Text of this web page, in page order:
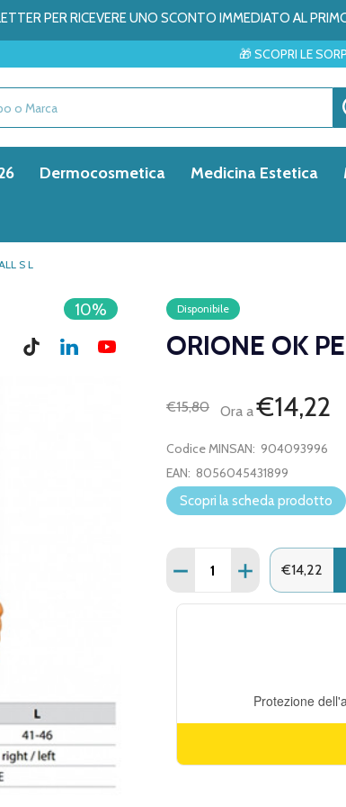
PER RICEVERE UNO SCONTO IMMEDIATO AL
🎁 SCOPRI LE SORPRESE DEL
Dermocosmetica Medicina Estetica
S L
Disponibile
ORIONE OK
€15,80 Ora a€14,22
10%
Codice MINSAN: 904093996
EAN: 8056045431899
Scopri la scheda prodotto
Quantità:
DIMINUISCI QUANTITÀ DI
AUMENTA
€14,22